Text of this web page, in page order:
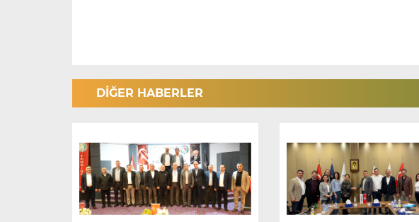
DİĞER HABERLER